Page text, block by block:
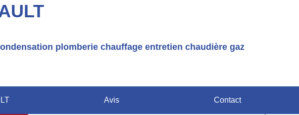
plomberie chauffage entretien chaudière gaz
Avis Contact